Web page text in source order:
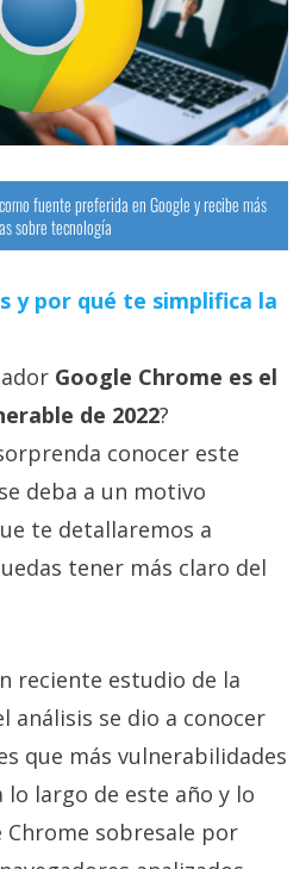
fuente preferida en Google y recibe más
sobre tecnología
y por qué te simplifica la
Google Chrome es el
de 2022?
conocer este
deba a un motivo
te detallaremos a
tener más claro del
reciente estudio de la
análisis se dio a conocer
que más vulnerabilidades
lo largo de este año y lo
Chrome sobresale por